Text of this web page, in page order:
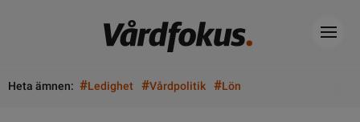
Heta ämnen: #Ledighet #Vårdpolitik #Lön